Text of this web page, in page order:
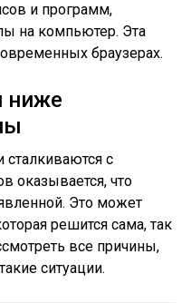
и программ,
на компьютер. Эта
браузерах.
ниже
сталкиваются с
оказывается, что
Это может
решится сама, так
все причины,
ситуации.